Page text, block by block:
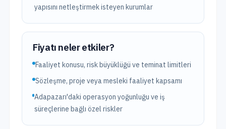
yapısını netleştirmek isteyen kurumlar
Fiyatı neler etkiler?
Faaliyet konusu, risk büyüklüğü ve teminat limitleri
Sözleşme, proje veya mesleki faaliyet kapsamı
Adapazarı'daki operasyon yoğunluğu ve iş
süreçlerine bağlı özel riskler